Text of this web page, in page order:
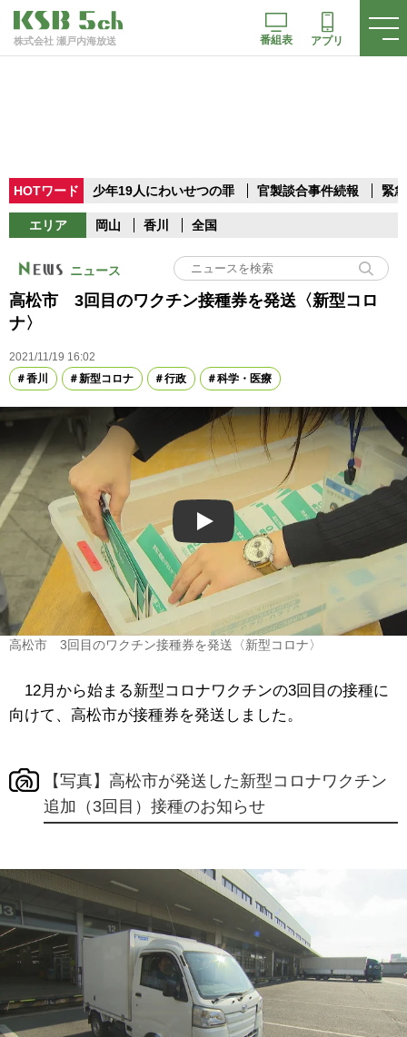
株式会社 瀬戸内海放送 番組表 アプリ
HOTワード 少年19人にわいせつの罪 官製談合事件続報 緊
エリア 岡山 香川 全国
ニュース
高松市 3回目のワクチン接種券を発送〈新型コロ
ナ〉
2021/11/19 16:02
香川
新型コロナ 行政 科学・医療
Play
高松市 3回目のワクチン接種券を発送〈新型コロナ〉
12月から始まる新型コロナワクチンの3回目の接種に
向けて、高松市が接種券を発送しました。
【写真】高松市が発送した新型コロナワクチン
追加（3回目）接種のお知らせ